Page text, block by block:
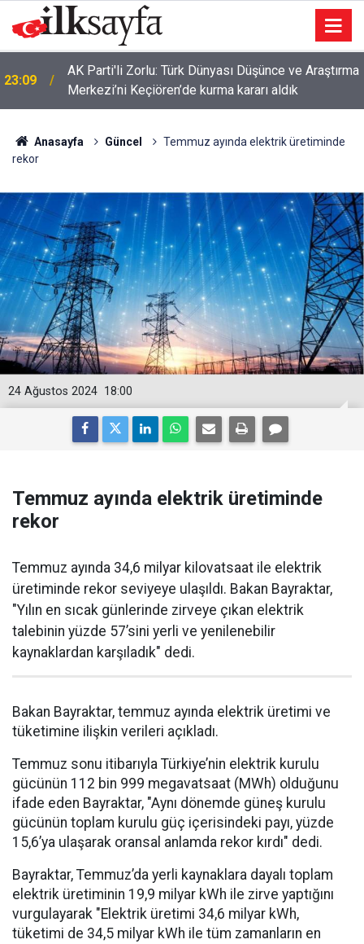
23:09
AK Parti'li Zorlu: Türk Dünyası Düşünce ve Araştırma
Merkezi’ni Keçiören’de kurma kararı aldık
Anasayfa Güncel
Temmuz ayında elektrik üretiminde
rekor
18:00
24 Ağustos 2024
Temmuz ayında elektrik üretiminde
rekor
Temmuz ayında 34,6 milyar kilovatsaat ile elektrik
üretiminde rekor seviyeye ulaşıldı. Bakan Bayraktar,
"Yılın en sıcak günlerinde zirveye çıkan elektrik
talebinin yüzde 57’sini yerli ve yenilenebilir
kaynaklardan karşıladık" dedi.
Bakan Bayraktar, temmuz ayında elektrik üretimi ve
tüketimine ilişkin verileri açıkladı.
Temmuz sonu itibarıyla Türkiye’nin elektrik kurulu
gücünün 112 bin 999 megavatsaat (MWh) olduğunu
ifade eden Bayraktar, "Aynı dönemde güneş kurulu
gücünün toplam kurulu güç içerisindeki payı, yüzde
15,6’ya ulaşarak oransal anlamda rekor kırdı" dedi.
Bayraktar, Temmuz’da yerli kaynaklara dayalı toplam
elektrik üretiminin 19,9 milyar kWh ile zirve yaptığını
vurgulayarak "Elektrik üretimi 34,6 milyar kWh,
tüketimi de 34,5 milyar kWh ile tüm zamanların en